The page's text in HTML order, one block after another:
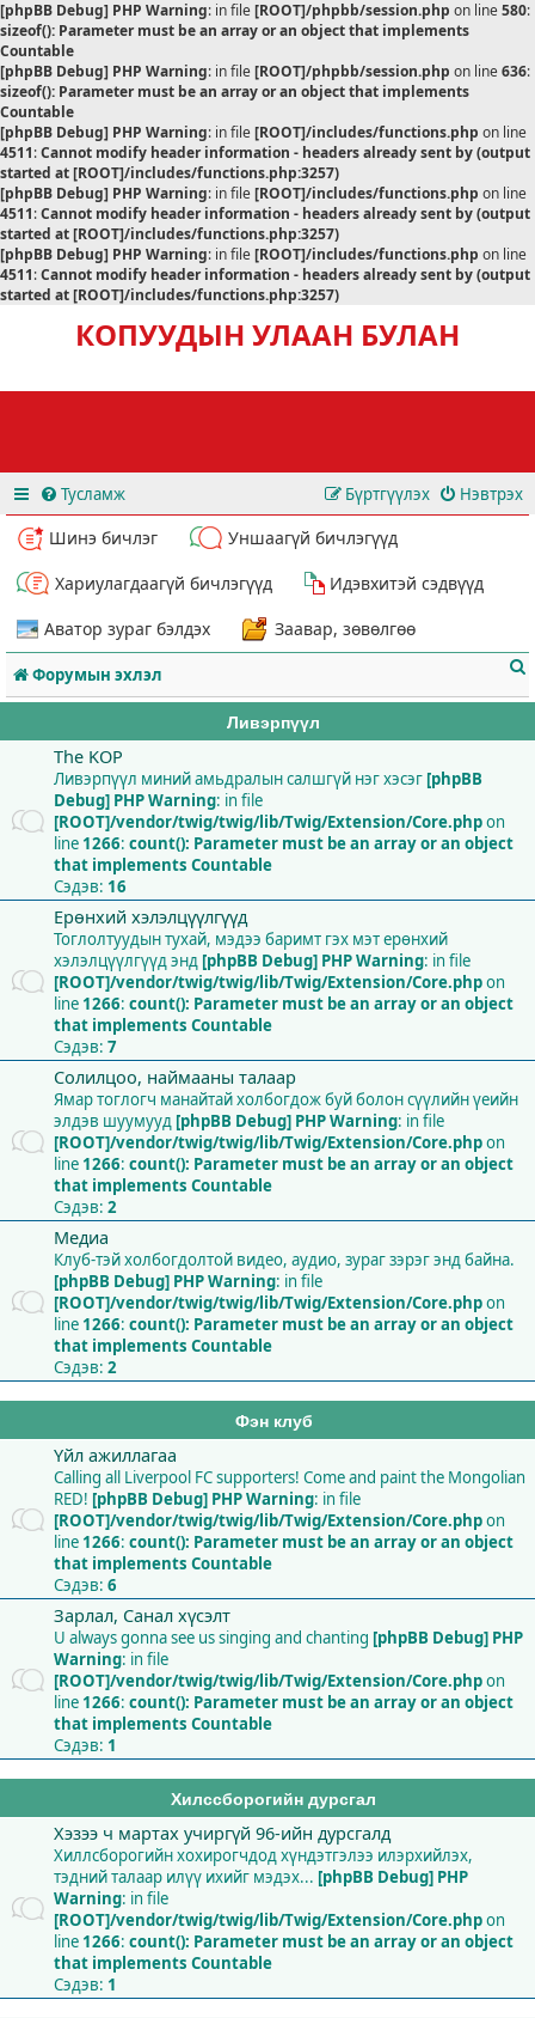
[phpBB Debug] PHP Warning: in file[ROOT]/phpbb/session.php on line580:
sizeof(): Parameter must be an array or an object that implements
Countable
[phpBB Debug] PHP Warning: in file[ROOT]/phpbb/session.php on line636:
sizeof(): Parameter must be an array or an object that implements
Countable
[phpBB Debug] PHP Warning: in file[ROOT]/includes/functions.php on line
4511:Cannot modify header information - headers already sent by (output
started at [ROOT]/includes/functions.php:3257)
[phpBB Debug] PHP Warning: in file[ROOT]/includes/functions.php on line
4511:Cannot modify header information - headers already sent by (output
started at [ROOT]/includes/functions.php:3257)
[phpBB Debug] PHP Warning: in file[ROOT]/includes/functions.php on line
4511:Cannot modify header information - headers already sent by (output
started at [ROOT]/includes/functions.php:3257)
КОПУУДЫН УЛААН БУЛАН
Тусламж Нэвтрэх
Бүртгүүлэх
Шинэ бичлэг
Уншаагүй бичлэгүүд
Хариулагдаагүй бичлэгүүд
Идэвхитэй сэдвүүд
Аватор зураг бэлдэх
Заавар, зөвөлгөө
Форумын эхлэл
а
Ливэрпүүл
The KOP
Ливэрпүүл миний амьдралын салшгүй нэг хэсэг [phpBB
Debug] PHP Warning: in file
[ROOT]/vendor/twig/twig/lib/Twig/Extension/Core.phpon
line 1266: count(): Parameter must be an array or an object
that implements Countable
Сэдэв: 16
Ерөнхий хэлэлцүүлгүүд
Тоглолтуудын тухай, мэдээ баримт гэх мэт ерөнхий
хэлэлцүүлгүүд энд [phpBB Debug] PHP Warning: in file
[ROOT]/vendor/twig/twig/lib/Twig/Extension/Core.phpon
line 1266: count(): Parameter must be an array or an object
that implements Countable
Сэдэв: 7
Солилцоо, наймааны талаар
Ямар тоглогч манайтай холбогдож буй болон сүүлийн үеийн
элдэв шуумууд [phpBB Debug] PHP Warning: in file
[ROOT]/vendor/twig/twig/lib/Twig/Extension/Core.phpon
line 1266: count(): Parameter must be an array or an object
that implements Countable
Сэдэв: 2
Медиа
Клуб-тэй холбогдолтой видео, аудио, зураг зэрэг энд байна.
[phpBB Debug] PHP Warning: in file
[ROOT]/vendor/twig/twig/lib/Twig/Extension/Core.phpon
line 1266: count(): Parameter must be an array or an object
that implements Countable
Сэдэв: 2
Фэн клуб
Үйл ажиллагаа
Calling all Liverpool FC supporters! Come and paint the Mongolian
RED! [phpBB Debug] PHP Warning: in file
[ROOT]/vendor/twig/twig/lib/Twig/Extension/Core.phpon
line 1266: count(): Parameter must be an array or an object
that implements Countable
Сэдэв: 6
Зарлал, Санал хүсэлт
U always gonna see us singing and chanting [phpBB Debug] PHP
Warning: in file
[ROOT]/vendor/twig/twig/lib/Twig/Extension/Core.phpon
line 1266: count(): Parameter must be an array or an object
that implements Countable
Сэдэв: 1
Хилссборогийн дурсгал
Хэзээ ч мартах учиргүй 96-ийн дурсгалд
Хиллсборогийн хохирогчдод хүндэтгэлээ илэрхийлэх,
тэдний талаар илүү ихийг мэдэх... [phpBB Debug] PHP
Warning: in file
[ROOT]/vendor/twig/twig/lib/Twig/Extension/Core.phpon
line 1266: count(): Parameter must be an array or an object
that implements Countable
Сэдэв: 1